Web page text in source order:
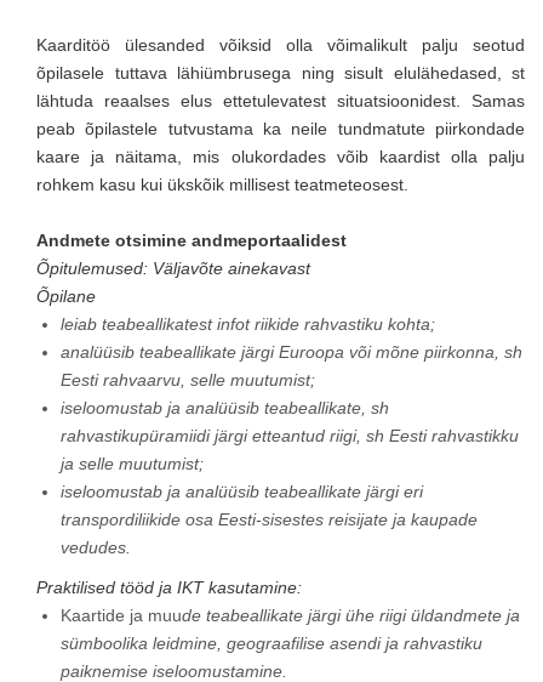
Kaarditöö ülesanded võiksid olla võimalikult palju seotud
õpilasele tuttava lähiümbrusega ning sisult elulähedased, st
lähtuda reaalses elus ettetulevatest situatsioonidest. Samas
peab õpilastele tutvustama ka neile tundmatute piirkondade
kaare ja näitama, mis olukordades võib kaardist olla palju
rohkem kasu kui ükskõik millisest teatmeteosest.
Andmete otsimine andmeportaalidest
Õpitulemused: Väljavõte ainekavast
Õpilane
leiab teabeallikatest infot riikide rahvastiku kohta;
analüüsib teabeallikate järgi Euroopa või mõne piirkonna, sh
Eesti rahvaarvu, selle muutumist;
iseloomustab ja analüüsib teabeallikate, sh
rahvastikupüramiidi järgi etteantud riigi, sh Eesti rahvastikku
ja selle muutumist;
iseloomustab ja analüüsib teabeallikate järgi eri
transpordiliikide osa Eesti-sisestes reisijate ja kaupade
vedudes.
Praktilised tööd ja IKT kasutamine:
Kaartide ja muude teabeallikate järgi ühe riigi üldandmete ja
sümboolika leidmine, geograafilise asendi ja rahvastiku
paiknemise iseloomustamine.